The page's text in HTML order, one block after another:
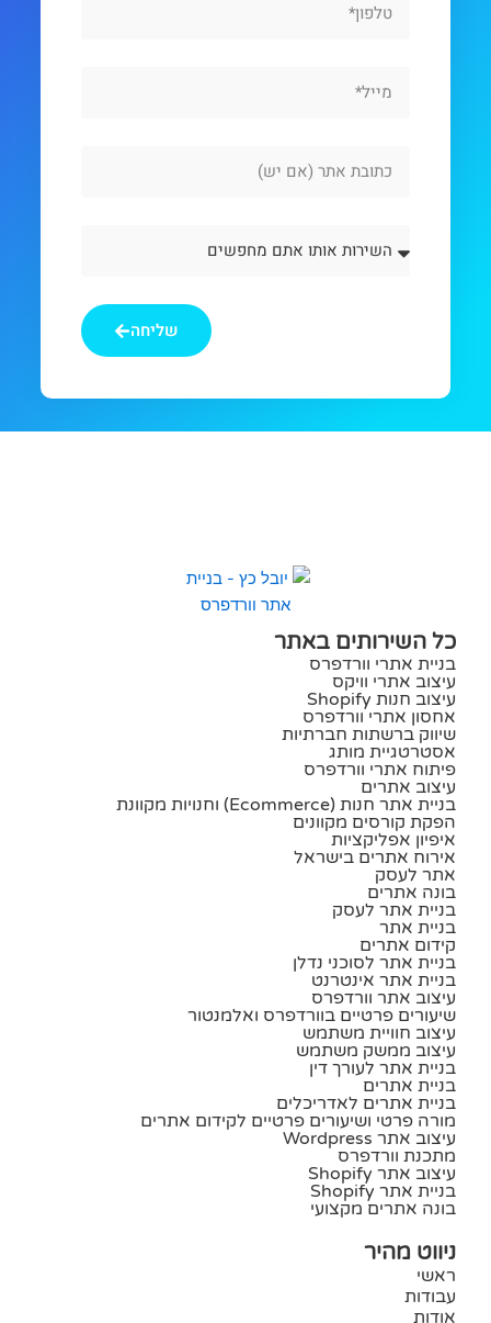
Url
אותו
שליחה
כל השירותים באתר
בניית אתרי וורדפרס
עיצוב אתרי וויקס
עיצוב חנות Shopify
אחסון אתרי וורדפרס
שיווק ברשתות חברתיות
אסטרטגיית מותג
פיתוח אתרי וורדפרס
עיצוב אתרים
בניית אתר חנות (ecommerce) וחנויות מקוונת
הפקת קורסים מקוונים
איפיון אפליקציות
אירוח אתרים בישראל
אתר לעסק
בונה אתרים
בניית אתר לעסק
בניית אתר
קידום אתרים
בניית אתר לסוכני נדלן
בניית אתר אינטרנט
עיצוב אתר וורדפרס
שיעורים פרטיים בוורדפרס ואלמנטור
עיצוב חוויית משתמש
עיצוב ממשק משתמש
בניית אתר לעורך דין
בניית אתרים
בניית אתרים לאדריכלים
מורה פרטי ושיעורים פרטיים לקידום אתרים
עיצוב אתר Wordpress
מתכנת וורדפרס
עיצוב אתר Shopify
בניית אתר Shopify
בונה אתרים מקצועי
ניווט מהיר
ראשי
עבודות
אודות